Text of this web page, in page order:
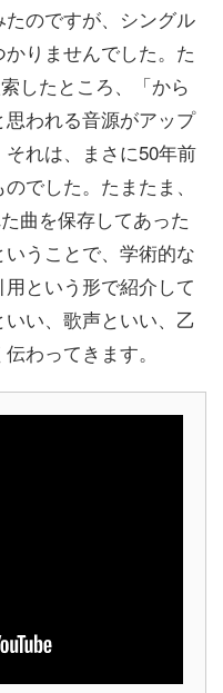
のですが、シングル
りませんでした。た
したところ、「から
われる音源がアップ
れは、まさに50年前
でした。たまたま、
曲を保存してあった
うことで、学術的な
という形で紹介して
い、歌声といい、乙
わってきます。